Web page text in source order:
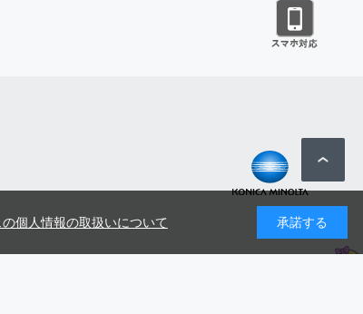
個人情報の取扱いについて 承諾する